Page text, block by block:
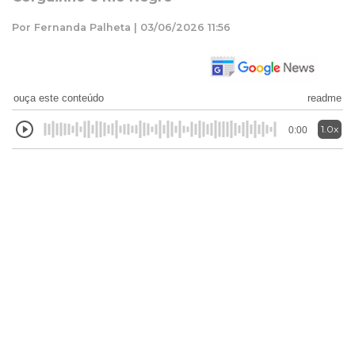
Por Fernanda Palheta | 03/06/2026 11:56
ouça este conteúdo readme
0:00 1.0x